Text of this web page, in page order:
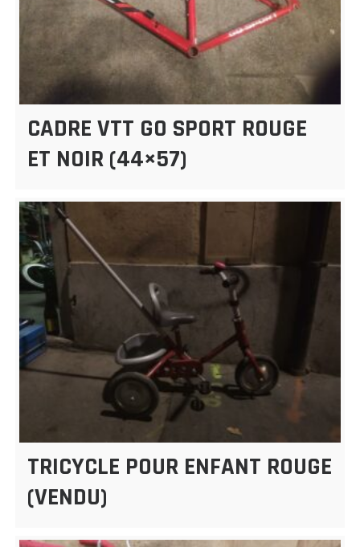
CADRE VTT GO SPORT ROUGE
ET NOIR (44×57)
TRICYCLE POUR ENFANT ROUGE
(VENDU)